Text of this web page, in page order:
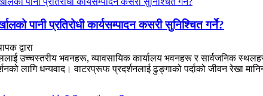
पानी प्रतिरोधी कार्यसम्पादन कसरी सुनिश्चित गर्ने?
द्वारा
उच्चस्तरीय भवनहरू, व्यावसायिक कार्यालय भवनहरू र सार्वजनिक
लागि धन्यवाद। वाटरप्रूफ प्रदर्शनलाई ढुङ्गाको पर्दाको जीवन रेखा